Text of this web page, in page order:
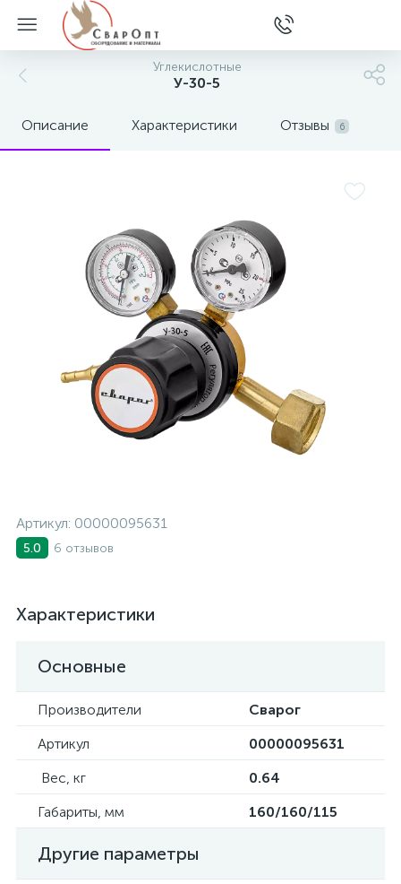
Углекислотные
У-30-5
Описание Характеристики Отзывы 6
Артикул: 00000095631
5.0 6 отзывов
Характеристики
Основные
Производители
Сварог
Артикул
00000095631
Вес, кг
0.64
Габариты, мм
160/160/115
Другие параметры